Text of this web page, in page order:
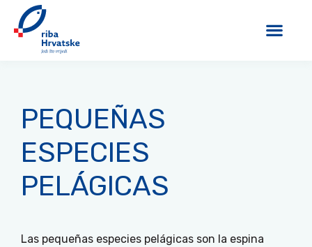
PEQUEÑAS
ESPECIES
PELÁGICAS
Las pequeñas especies pelágicas son la espina